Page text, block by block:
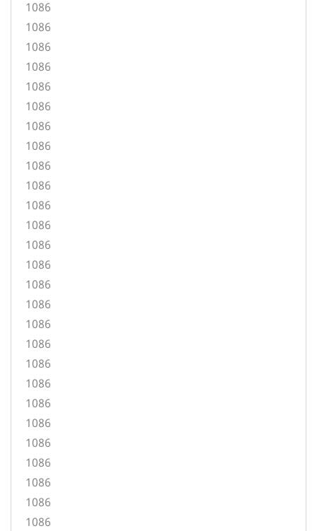
1086
1086
1086
1086
1086
1086
1086
1086
1086
1086
1086
1086
1086
1086
1086
1086
1086
1086
1086
1086
1086
1086
1086
1086
1086
1086
1086